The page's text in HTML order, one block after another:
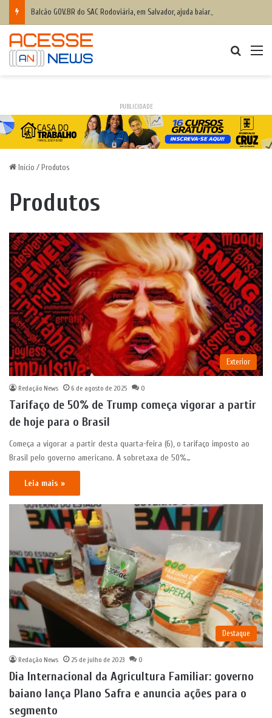
PUBLICIDADE
Início / Produtos
Produtos
Exterior
Redação News 6 de agosto de 2025 0
Tarifaço de 50% de Trump começa vigorar a partir
de hoje para o Brasil
Começa a vigorar a partir desta quarta-feira (6), o tarifaço imposto ao
Brasil pelo governo americano. A sobretaxa de 50%…
Leia mais »
Destaque
Redação News 25 de julho de 2023 0
Dia Internacional da Agricultura Familiar: governo
baiano lança Plano Safra e anuncia ações para o
segmento